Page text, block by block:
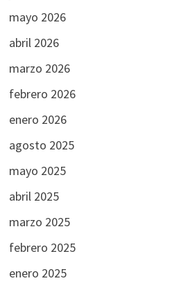
mayo 2026
abril 2026
marzo 2026
febrero 2026
enero 2026
agosto 2025
mayo 2025
abril 2025
marzo 2025
febrero 2025
enero 2025